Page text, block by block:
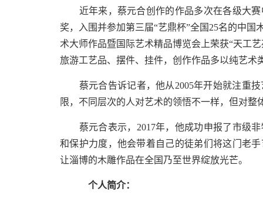
近年来，蔡元合创作的作品多次在各级大赛
奖，入围并参加第三届“艺鼎杯”全国25名的中
术大师作品暨国际艺术精品博览会上荣获“天工
旅游工艺品、摆件、挂件，创作作品多以纯艺
蔡元合告诉记者，他从2005年开始就注重技
限，不同层次的人对艺术的领悟不一样，但对整
蔡元合表示，2017年，他成功申报了市级非
和保护力度，他会带着自己的徒弟们将这门老
让淄博的木雕作品在全国乃至世界绽放光芒。
个人简介：